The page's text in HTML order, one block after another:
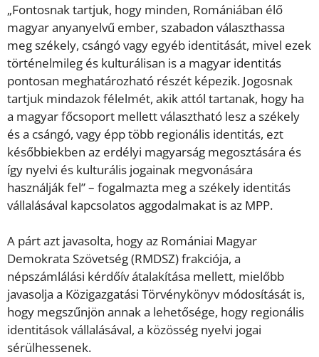
„Fontosnak tartjuk, hogy minden, Romániában élő
magyar anyanyelvű ember, szabadon választhassa
meg székely, csángó vagy egyéb identitását, mivel ezek
történelmileg és kulturálisan is a magyar identitás
pontosan meghatározható részét képezik. Jogosnak
tartjuk mindazok félelmét, akik attól tartanak, hogy ha
a magyar főcsoport mellett választható lesz a székely
és a csángó, vagy épp több regionális identitás, ezt
későbbiekben az erdélyi magyarság megosztására és
így nyelvi és kulturális jogainak megvonására
használják fel” – fogalmazta meg a székely identitás
vállalásával kapcsolatos aggodalmakat is az MPP.
A párt azt javasolta, hogy az Romániai Magyar
Demokrata Szövetség (RMDSZ) frakciója, a
népszámlálási kérdőív átalakítása mellett, mielőbb
javasolja a Közigazgatási Törvénykönyv módosítását is,
hogy megszűnjön annak a lehetősége, hogy regionális
identitások vállalásával, a közösség nyelvi jogai
sérülhessenek.